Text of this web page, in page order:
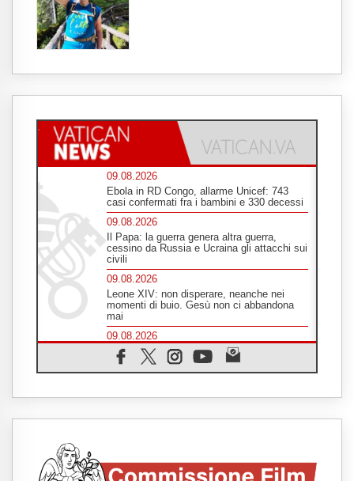
09.08.2026
Ebola in RD Congo, allarme Unicef: 743
casi confermati fra i bambini e 330 decessi
09.08.2026
Il Papa: la guerra genera altra guerra,
cessino da Russia e Ucraina gli attacchi sui
civili
09.08.2026
Leone XIV: non disperare, neanche nei
momenti di buio. Gesù non ci abbandona
mai
09.08.2026
Drammatica escalation del conflitto tra
Russia e Ucraina
Tra Tolkien e Leone, un convegno su
09.08.2026